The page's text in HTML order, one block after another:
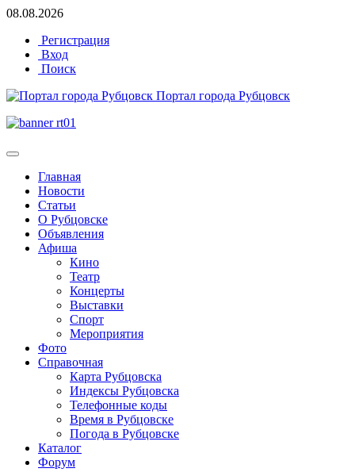
08.08.2026
Регистрация
Вход
Поиск
Портал города Рубцовск
Главная
Новости
Статьи
О Рубцовске
Объявления
Афиша
Кино
Театр
Концерты
Выставки
Спорт
Мероприятия
Фото
Справочная
Карта Рубцовска
Индексы Рубцовска
Телефонные коды
Время в Рубцовске
Погода в Рубцовске
Каталог
Форум